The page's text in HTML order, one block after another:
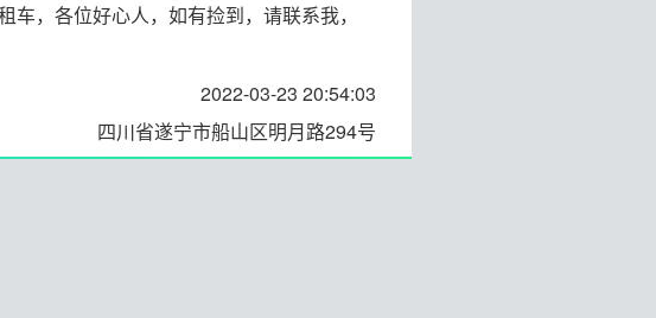
，各位好心人，如有捡到，请联系我，
2022-03-23 20:54:03
四川省遂宁市船山区明月路294号